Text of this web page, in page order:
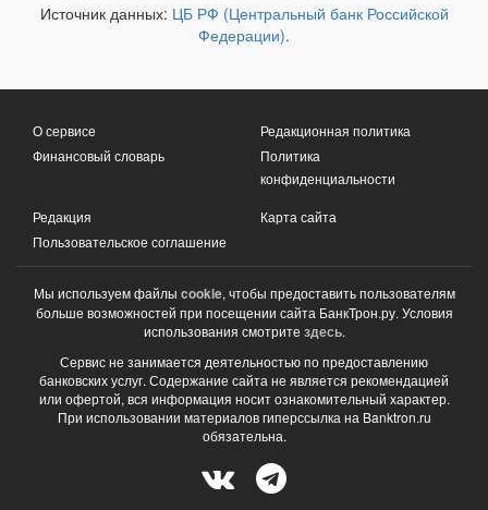
Источник данных: ЦБ РФ (Центральный банк Российской
Федерации).
О сервисе
Финансовый словарь
Редакционная политика
Политика
конфиденциальности
Редакция
Пользовательское соглашение
Карта сайта
Мы используем файлы cookie, чтобы предоставить пользователям
больше возможностей при посещении сайта БанкТрон.ру. Условия
использования смотрите здесь.
Сервис не занимается деятельностью по предоставлению
банковских услуг. Содержание сайта не является рекомендацией
или офертой, вся информация носит ознакомительный характер.
При использовании материалов гиперссылка на Banktron.ru
обязательна.